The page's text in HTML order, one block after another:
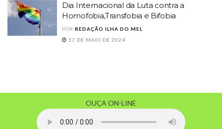
Dia Internacional da Luta contra a
Homofobia,Transfobia e Bifobia
POR REDAÇÃO ILHA DO MEL
17 DE MAIO DE 2024
OUÇA ON-LINE